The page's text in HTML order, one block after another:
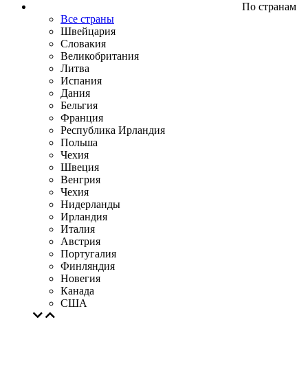
По странам
Все страны
Швейцария
Словакия
Великобритания
Литва
Испания
Дания
Бельгия
Франция
Республика Ирландия
Польша
Чехия
Швеция
Венгрия
Чехия
Нидерланды
Ирландия
Италия
Австрия
Португалия
Финляндия
Новегия
Канада
США